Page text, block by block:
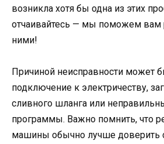
возникла хотя бы одна из этих
отчаивайтесь — мы поможем вам
ними!
Причиной неисправности может
подключение к электричеству,
сливного шланга или
программы. Важно помнить, что
машины обычно лучше доверить